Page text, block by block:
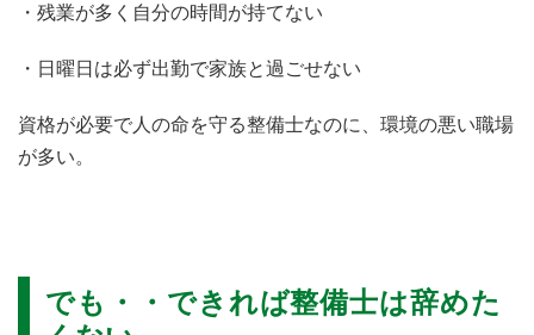
・残業が多く自分の時間が持てない
・日曜日は必ず出勤で家族と過ごせない
資格が必要で人の命を守る整備士なのに、環境の悪い職場
が多い。
でも・・できれば整備士は辞めた